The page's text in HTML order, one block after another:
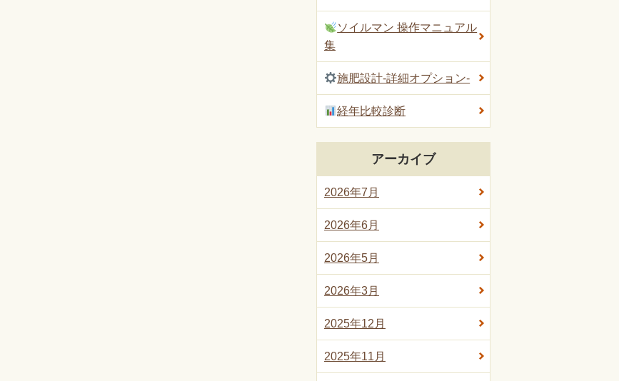
ソイルマン 操作マニュアル
集
施肥設計-詳細オプション-
経年比較診断
アーカイブ
2026年7月
2026年6月
2026年5月
2026年3月
2025年12月
2025年11月